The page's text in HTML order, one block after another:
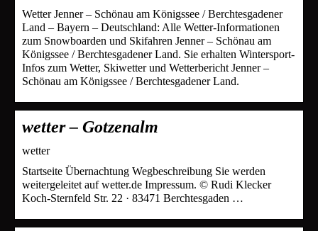
Wetter Jenner – Schönau am Königssee / Berchtesgadener
Land – Bayern – Deutschland: Alle Wetter-Informationen
zum Snowboarden und Skifahren Jenner – Schönau am
Königssee / Berchtesgadener Land. Sie erhalten Wintersport-
Infos zum Wetter, Skiwetter und Wetterbericht Jenner –
Schönau am Königssee / Berchtesgadener Land.
wetter – Gotzenalm
wetter
Startseite Übernachtung Wegbeschreibung Sie werden
weitergeleitet auf wetter.de Impressum. © Rudi Klecker
Koch-Sternfeld Str. 22 · 83471 Berchtesgaden …